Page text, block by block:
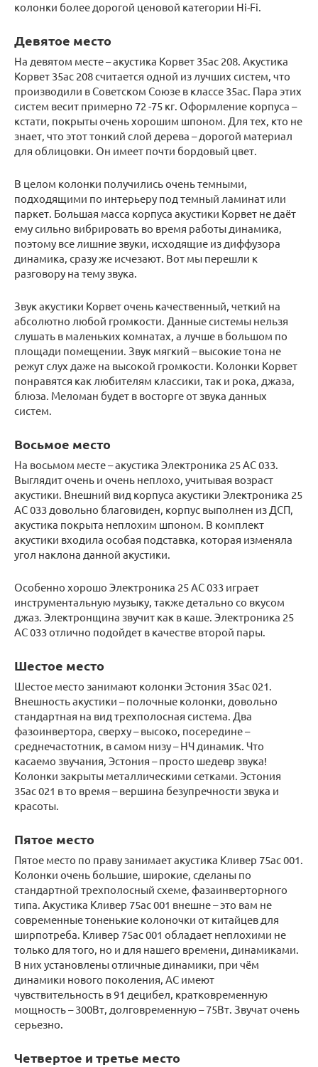
колонки более дорогой ценовой категории Hi-Fi.
Девятое место
На девятом месте – акустика Корвет 35ас 208. Акустика
Корвет 35ас 208 считается одной из лучших систем, что
производили в Советском Союзе в классе 35ас. Пара этих
систем весит примерно 72 -75 кг. Оформление корпуса –
кстати, покрыты очень хорошим шпоном. Для тех, кто не
знает, что этот тонкий слой дерева – дорогой материал
для облицовки. Он имеет почти бордовый цвет.
В целом колонки получились очень темными,
подходящими по интерьеру под темный ламинат или
паркет. Большая масса корпуса акустики Корвет не даёт
ему сильно вибрировать во время работы динамика,
поэтому все лишние звуки, исходящие из диффузора
динамика, сразу же исчезают. Вот мы перешли к
разговору на тему звука.
Звук акустики Корвет очень качественный, четкий на
абсолютно любой громкости. Данные системы нельзя
слушать в маленьких комнатах, а лучше в большом по
площади помещении. Звук мягкий – высокие тона не
режут слух даже на высокой громкости. Колонки Корвет
понравятся как любителям классики, так и рока, джаза,
блюза. Меломан будет в восторге от звука данных
систем.
Восьмое место
На восьмом месте – акустика Электроника 25 АС 033.
Выглядит очень и очень неплохо, учитывая возраст
акустики. Внешний вид корпуса акустики Электроника 25
АС 033 довольно благовиден, корпус выполнен из ДСП,
акустика покрыта неплохим шпоном. В комплект
акустики входила особая подставка, которая изменяла
угол наклона данной акустики.
Особенно хорошо Электроника 25 АС 033 играет
инструментальную музыку, также детально со вкусом
джаз. Электронщина звучит как в каше. Электроника 25
АС 033 отлично подойдет в качестве второй пары.
Шестое место
Шестое место занимают колонки Эстония 35ас 021.
Внешность акустики – полочные колонки, довольно
стандартная на вид трехполосная система. Два
фазоинвертора, сверху – высоко, посередине –
среднечастотник, в самом низу – НЧ динамик. Что
касаемо звучания, Эстония – просто шедевр звука!
Колонки закрыты металлическими сетками. Эстония
35ас 021 в то время – вершина безупречности звука и
красоты.
Пятое место
Пятое место по праву занимает акустика Кливер 75ас 001.
Колонки очень большие, широкие, сделаны по
стандартной трехполосный схеме, фазаинверторного
типа. Акустика Кливер 75ас 001 внешне – это вам не
современные тоненькие колоночки от китайцев для
ширпотреба. Кливер 75ас 001 обладает неплохими не
только для того, но и для нашего времени, динамиками.
В них установлены отличные динамики, при чём
динамики нового поколения, АС имеют
чувствительность в 91 децибел, кратковременную
мощность – 300Вт, долговременную – 75Вт. Звучат очень
серьезно.
Четвертое и третье место